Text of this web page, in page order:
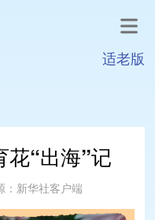
适老版
“出海”记
： 新华社客户端